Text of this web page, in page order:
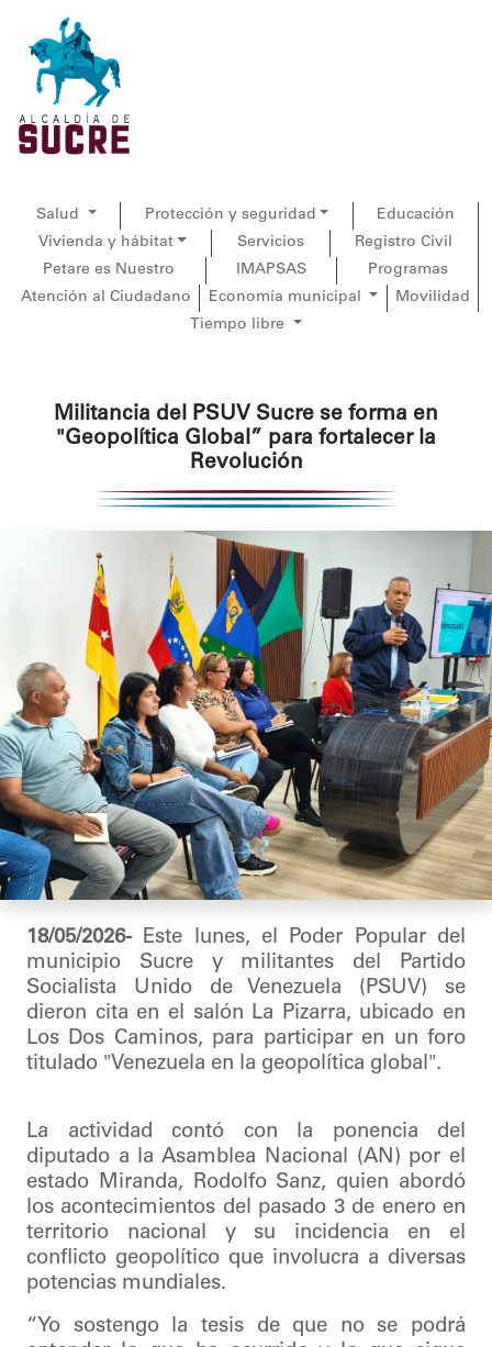
Salud Protección y seguridad
Educación
Vivienda y hábitat
Servicios
Registro Civil
Petare es Nuestro
IMAPSAS
Programas
Atención al Ciudadano
Economía municipal
Movilidad
Tiempo libre
Militancia del PSUV Sucre se forma en
"Geopolítica Global” para fortalecer la
Revolución
18/05/2026-Este lunes, el Poder Popular del
municipio Sucre y militantes del Partido
Socialista Unido de Venezuela (PSUV) se
dieron cita en el salón La Pizarra, ubicado en
Los Dos Caminos, para participar en un foro
titulado "Venezuela en la geopolítica global".
La actividad contó con la ponencia del
diputado a la Asamblea Nacional (AN) por el
estado Miranda, Rodolfo Sanz, quien abordó
los acontecimientos del pasado 3 de enero en
territorio nacional y su incidencia en el
conflicto geopolítico que involucra a diversas
potencias mundiales.
“Yo sostengo la tesis de que no se podrá